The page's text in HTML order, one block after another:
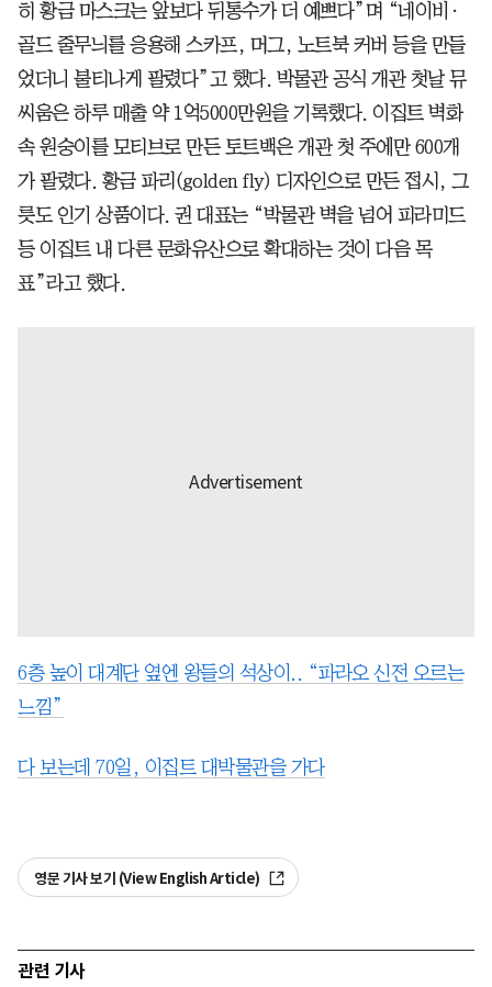
히 황금 마스크는 앞보다 뒤통수가 더 예쁘다”며 “네이비·
골드 줄무늬를 응용해 스카프, 머그, 노트북 커버 등을 만들
었더니 불티나게 팔렸다”고 했다. 박물관 공식 개관 첫날 뮤
씨움은 하루 매출 약 1억5000만원을 기록했다. 이집트 벽화
속 원숭이를 모티브로 만든 토트백은 개관 첫 주에만 600개
가 팔렸다. 황금 파리(golden fly) 디자인으로 만든 접시, 그
릇도 인기 상품이다. 권 대표는 “박물관 벽을 넘어 피라미드
등 이집트 내 다른 문화유산으로 확대하는 것이 다음 목
표”라고 했다.
6층 높이 대계단 옆엔 왕들의 석상이.. “파라오 신전 오르는
느낌”
다 보는데 70일, 이집트 대박물관을 가다
영문 기사 보기 (View English Article)
관련 기사